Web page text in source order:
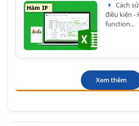
Cách
điều kiện -
function...
Xem thêm